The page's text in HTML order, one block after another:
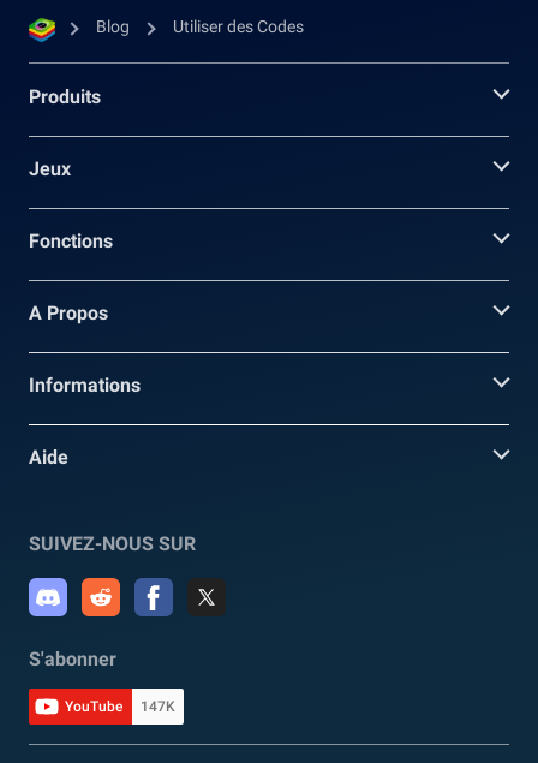
Blog Utiliser des Codes
Produits
Jeux
Fonctions
A Propos
Informations
Aide
SUIVEZ-NOUS SUR
S'abonner
YouTube 147K